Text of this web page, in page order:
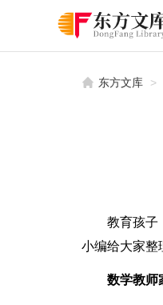
东方文库 >
教育孩子
小编给大家整
数学教师